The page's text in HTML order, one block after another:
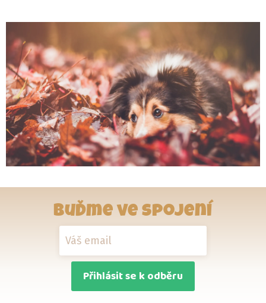
Buďme ve spojení
Přihlásit se k odběru